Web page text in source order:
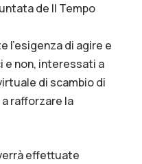
de Il Tempo
l’esigenza di agire e
e non, interessati a
di scambio di
rafforzare la
effettuate